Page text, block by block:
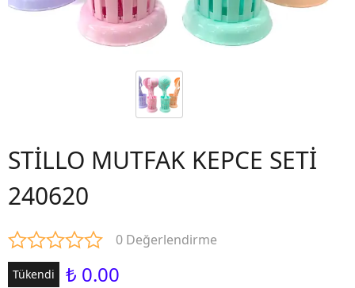
STİLLO MUTFAK KEPCE SETİ
240620
0 Değerlendirme
Tükendi ₺ 0.00